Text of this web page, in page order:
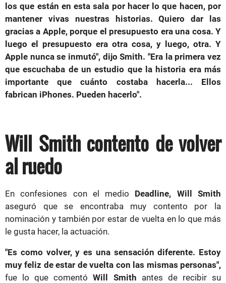
los que están en esta sala por hacer lo que hacen, por
mantener vivas nuestras historias. Quiero dar las
gracias a Apple, porque el presupuesto era una cosa. Y
luego el presupuesto era otra cosa, y luego, otra. Y
Apple nunca se inmutó", dijo Smith. "Era la primera vez
que escuchaba de un estudio que la historia era más
importante que cuánto costaba hacerla... Ellos
fabrican iPhones. Pueden hacerlo".
Will Smith contento de volver
al ruedo
En confesiones con el medio Deadline, Will Smith
aseguró que se encontraba muy contento por la
nominación y también por estar de vuelta en lo que más
le gusta hacer, la actuación.
"Es como volver, y es una sensación diferente. Estoy
muy feliz de estar de vuelta con las mismas personas",
fue lo que comentóWill Smith antes de recibir su